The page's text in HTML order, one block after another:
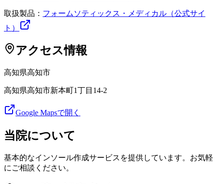
取扱製品： フォームソティックス・メディカル（公式サイ
ト）
アクセス情報
高知県高知市
高知県高知市新本町1丁目14-2
Google Mapsで開く
当院について
基本的なインソール作成サービスを提供しています。お気軽
にご相談ください。